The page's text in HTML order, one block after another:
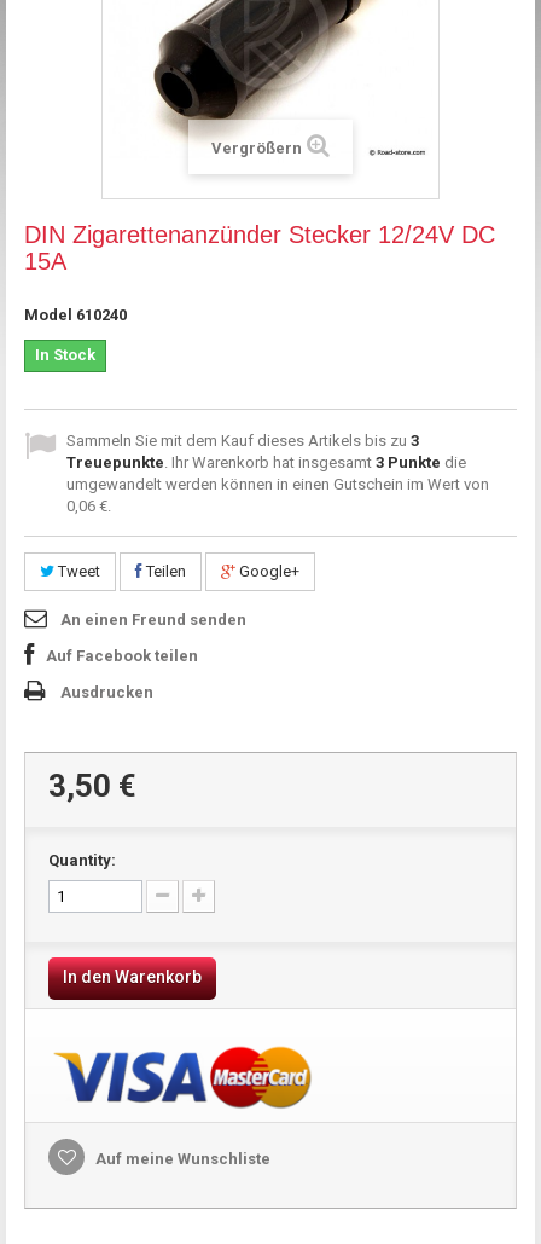
Vergrößern
DIN Zigarettenanzünder Stecker 12/24V DC
15A
Model 610240
In Stock
Sammeln Sie mit dem Kauf dieses Artikels bis zu 3
Treuepunkte . Ihr Warenkorb hat insgesamt 3 Punkte die
umgewandelt werden können in einen Gutschein im Wert von
0,06 €
Tweet Teilen Google+
An einen Freund senden
Auf Facebook teilen
Ausdrucken
3,50 €
Quantity:
In den Warenkorb
Auf meine Wunschliste